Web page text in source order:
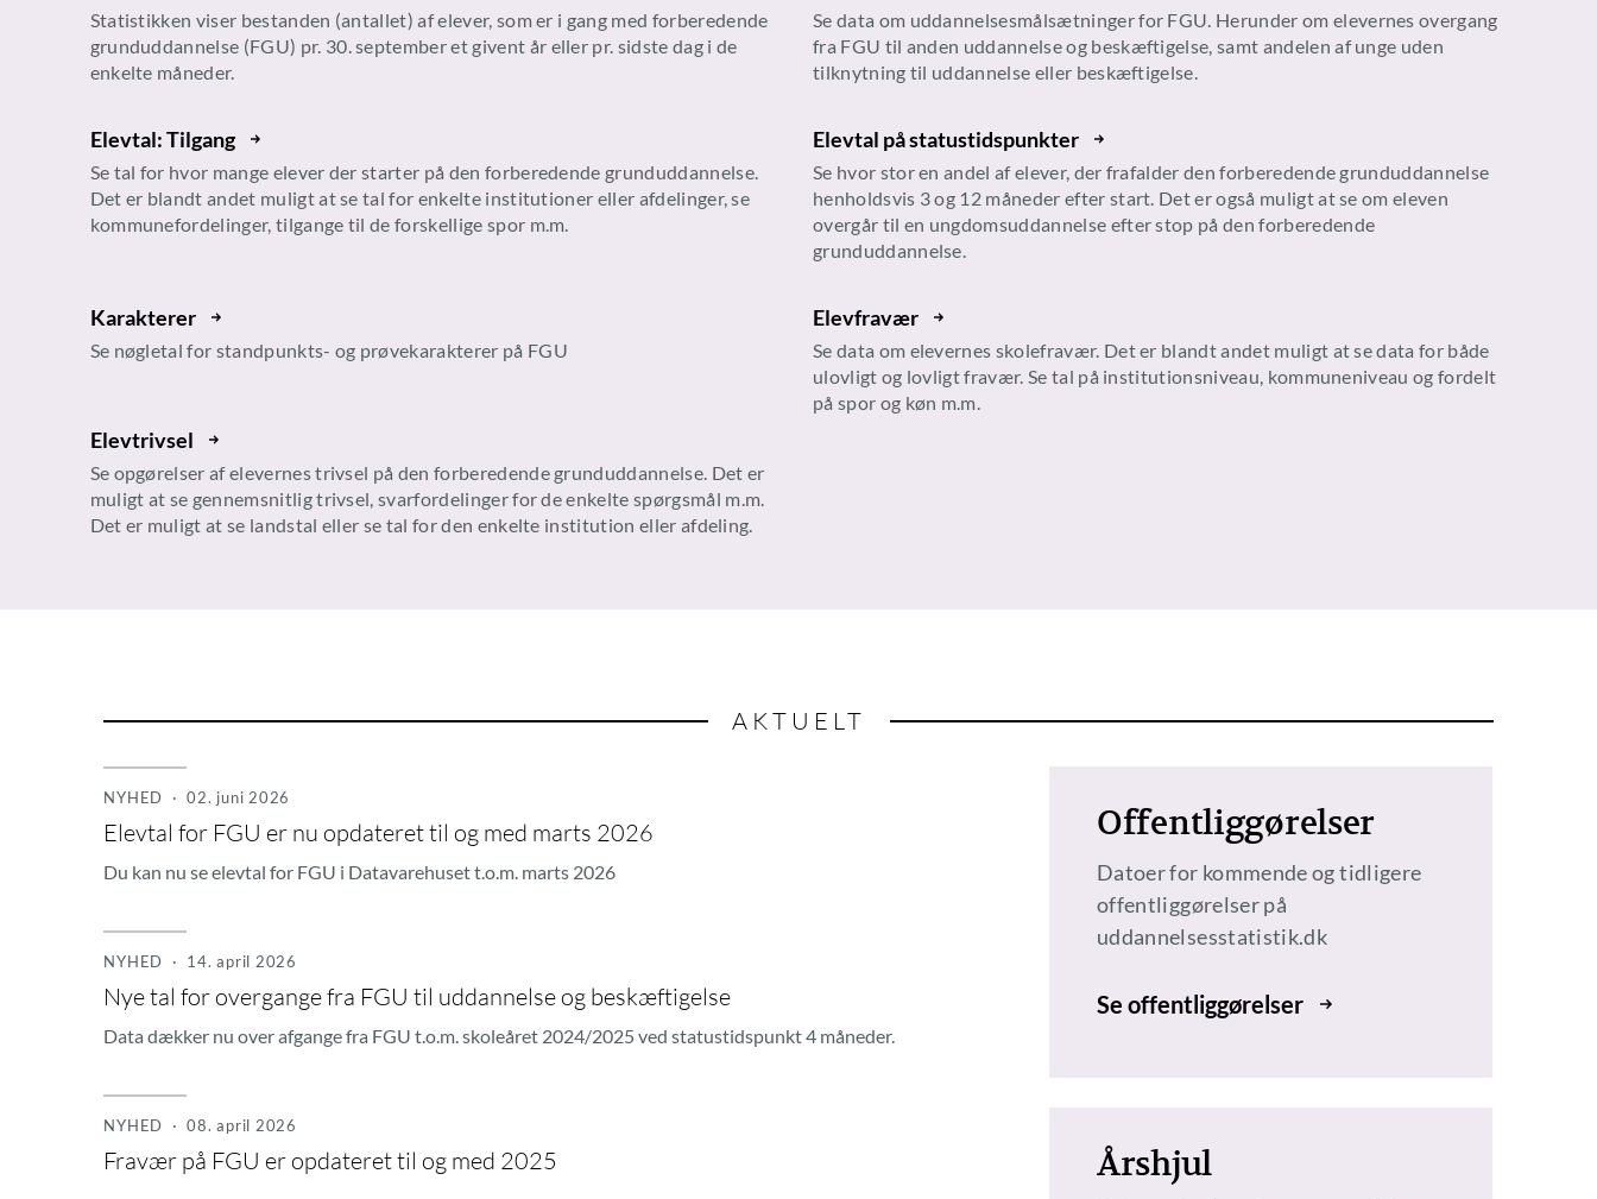
Statistikken viser bestanden (antallet) af elever, som er i gang med forberedende
grunduddannelse (FGU) pr. 30. september et givent år eller pr. sidste dag i de
enkelte måneder.
Se data om uddannelsesmålsætninger for FGU. Herunder om elevernes overgang
fra FGU til anden uddannelse og beskæftigelse, samt andelen af unge uden
tilknytning til uddannelse eller beskæftigelse.
Elevtal: Tilgang
Se tal for hvor mange elever der starter på den forberedende grunduddannelse.
Det er blandt andet muligt at se tal for enkelte institutioner eller afdelinger, se
kommunefordelinger, tilgange til de forskellige spor m.m.
Elevtal på statustidspunkter
Se hvor stor en andel af elever, der frafalder den forberedende grunduddannelse
henholdsvis 3 og 12 måneder efter start. Det er også muligt at se om eleven
overgår til en ungdomsuddannelse efter stop på den forberedende
grunduddannelse.
Karakterer
Se nøgletal for standpunkts- og prøvekarakterer på FGU
Elevfravær
Se data om elevernes skolefravær. Det er blandt andet muligt at se data for både
ulovligt og lovligt fravær. Se tal på institutionsniveau, kommuneniveau og fordelt
på spor og køn m.m.
Elevtrivsel
Se opgørelser af elevernes trivsel på den forberedende grunduddannelse. Det er
muligt at se gennemsnitlig trivsel, svarfordelinger for de enkelte spørgsmål m.m.
Det er muligt at se landstal eller se tal for den enkelte institution eller afdeling.
AKTUELT
NYHED · 02. juni 2026
Elevtal for FGU er nu opdateret til og med marts 2026
Du kan nu se elevtal for FGU i Datavarehuset t.o.m. marts 2026
NYHED · 14. april 2026
Nye tal for overgange fra FGU til uddannelse og beskæftigelse
Data dækker nu over afgange fra FGU t.o.m. skoleåret 2024/2025 ved statustidspunkt 4 måneder.
NYHED · 08. april 2026
Fravær på FGU er opdateret til og med 2025
Offentliggørelser
Datoer for kommende og tidligere
offentliggørelser på
uddannelsesstatistik.dk
Se offentliggørelser
Årshjul